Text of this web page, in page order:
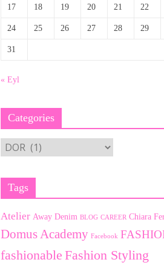
17 18 19 20 21 22
24 25 26 27 28 29
31
« Eyl
Categories
Categories
Tags
Atelier Away Denim BLOG CAREER Chiara
Domus Academy Facebook
fashionable Fashion Styling